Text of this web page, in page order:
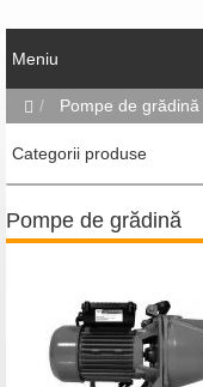
Meniu
Pompe de grădină
Categorii produse
Pompe de grădină